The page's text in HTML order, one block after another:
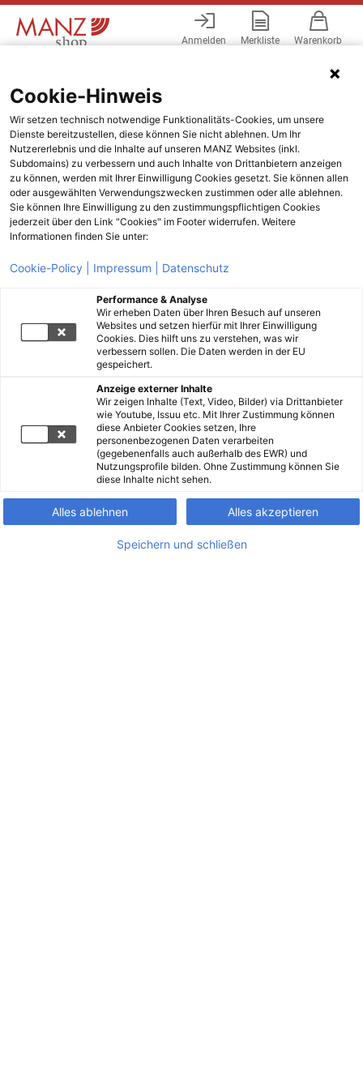
Anmelden Merkliste Warenkorb
Cookie-Hinweis
Wir setzen technisch notwendige Funktionalitäts-Cookies, um unsere
Dienste bereitzustellen, diese können Sie nicht ablehnen. Um Ihr
Nutzererlebnis und die Inhalte auf unseren MANZ Websites (inkl.
Subdomains) zu verbessern und auch Inhalte von Drittanbietern anzeigen
zu können, werden mit Ihrer Einwilligung Cookies gesetzt. Sie können allen
oder ausgewählten Verwendungszwecken zustimmen oder alle ablehnen.
Sie können Ihre Einwilligung zu den zustimmungspflichtigen Cookies
jederzeit über den Link "Cookies" im Footer widerrufen. Weitere
Informationen finden Sie unter:
Cookie-Policy | Impressum | Datenschutz
Performance & Analyse
Wir erheben Daten über Ihren Besuch auf unseren
Websites und setzen hierfür mit Ihrer Einwilligung
Cookies. Dies hilft uns zu verstehen, was wir
verbessern sollen. Die Daten werden in der EU
gespeichert.
Anzeige externer Inhalte
Wir zeigen Inhalte (Text, Video, Bilder) via Drittanbieter
wie Youtube, Issuu etc. Mit Ihrer Zustimmung können
diese Anbieter Cookies setzen, Ihre
personenbezogenen Daten verarbeiten
(gegebenenfalls auch außerhalb des EWR) und
Nutzungsprofile bilden. Ohne Zustimmung können Sie
diese Inhalte nicht sehen.
Alles ablehnen Alles akzeptieren
Speichern und schließen